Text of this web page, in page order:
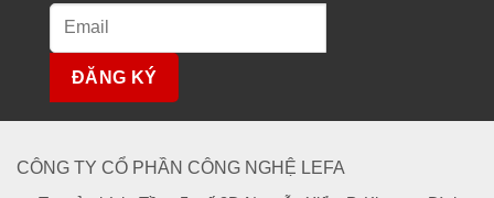
Alternative:
CÔNG TY CỔ PHẦN CÔNG NGHỆ LEFA